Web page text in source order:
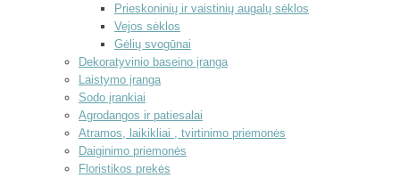
Prieskoninių ir vaistinių augalų sėklos
Vejos sėklos
Gėlių svogūnai
Dekoratyvinio baseino įranga
Laistymo įranga
Sodo įrankiai
Agrodangos ir patiesalai
Atramos, laikikliai , tvirtinimo priemonės
Daiginimo priemonės
Floristikos prekės